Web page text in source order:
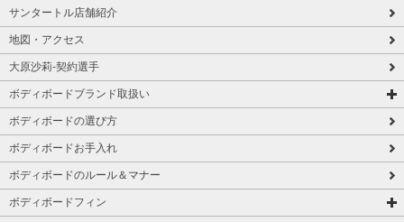
サンタートル店舗紹介
地図・アクセス
大原沙莉-契約選手
ボディボードブランド取扱い
ボディボードの選び方
ボディボードお手入れ
ボディボードのルール＆マナー
ボディボードフィン